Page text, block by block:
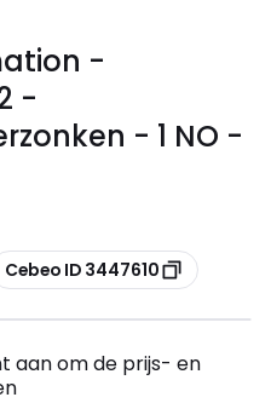
-
-
- 1 NO -
Cebeo ID 3447610
aan om de prijs- en